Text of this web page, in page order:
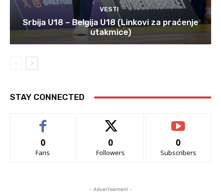
VESTI
Srbija U18 – Belgija U18 (Linkovi za praćenje
utakmice)
STAY CONNECTED
0
Fans
0
Followers
0
Subscribers
- Advertisement -